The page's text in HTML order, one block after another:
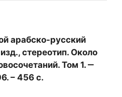
арабско-русский
стереотип. Около
Том 1. ‒
– 456 с.